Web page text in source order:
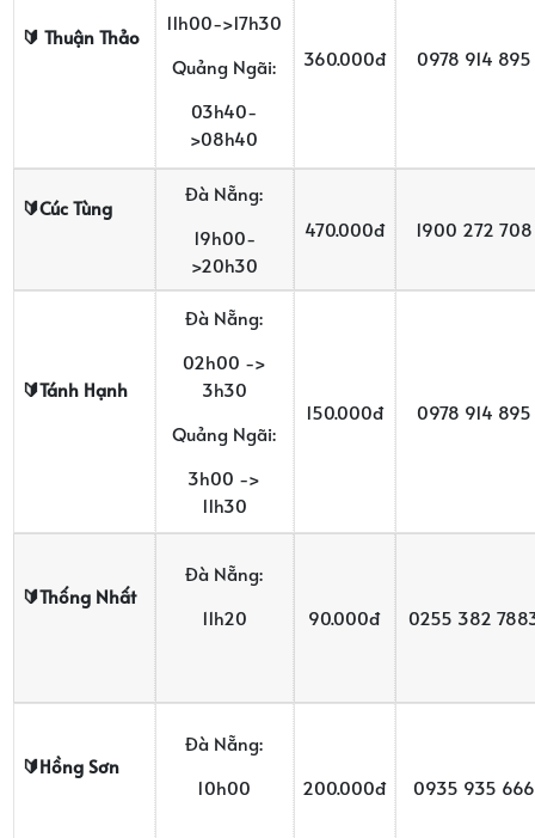
🔰 Thuận Thảo
11h00->17h30
Quảng Ngãi:
03h40-
>08h40
360.000đ 0978 914 895
🔰Cúc Tùng
Đà Nẵng:
19h00-
>20h30
470.000đ 1900 272 708
🔰Tánh Hạnh
Đà Nẵng:
02h00 ->
3h30
Quảng Ngãi:
3h00 ->
11h30
150.000đ 0978 914 895
🔰Thống Nhất
Đà Nẵng:
11h20
90.000đ 0255 382
🔰Hồng Sơn
Đà Nẵng:
10h00
200.000đ 0935 935 666